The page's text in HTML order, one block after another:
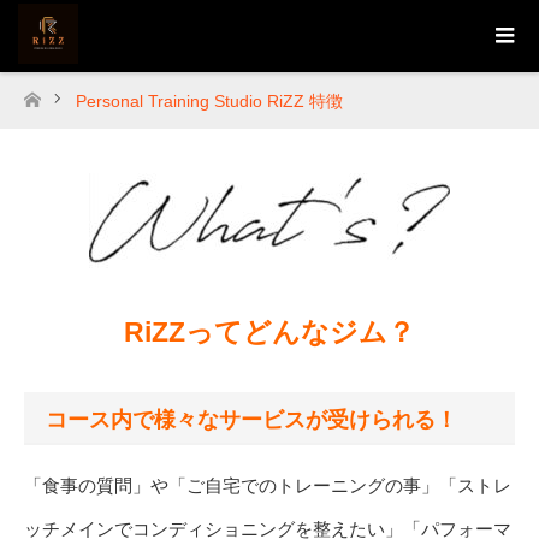
ホーム
Personal Training Studio RiZZ 特徴
RiZZってどんなジム？
コース内で様々なサービスが受けられる！
「食事の質問」や「ご自宅でのトレーニングの事」「ストレ
ッチメインでコンディショニングを整えたい」「パフォーマ